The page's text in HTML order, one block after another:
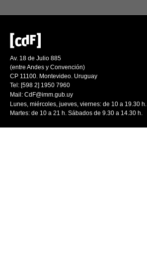
Av. 18 de Julio 885
(entre Andes y Convención)
CP 11100. Montevideo. Uruguay
Tel: [598 2] 1950 7960
Mail: CdF@imm.gub.uy
Lunes, miércoles, jueves, viernes: de 10 a 19.30 h.
Martes: de 10 a 21 h. Sábados de 9.30 a 14.30 h.